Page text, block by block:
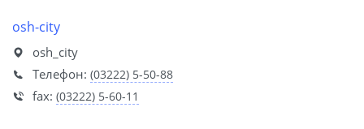
osh-city
osh_city
Телефон: (03222) 5-50-88
fax: (03222) 5-60-11